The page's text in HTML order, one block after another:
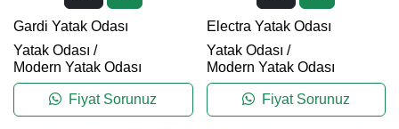
Gardi Yatak Odası
Yatak Odası /
Modern Yatak Odası
Fiyat Sorunuz
Electra Yatak Odası
Yatak Odası /
Modern Yatak Odası
Fiyat Sorunuz